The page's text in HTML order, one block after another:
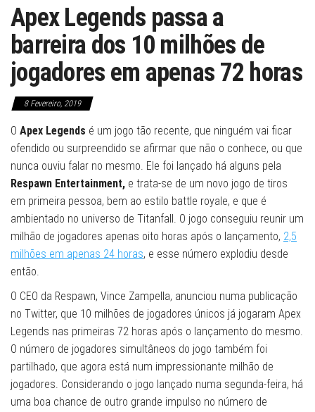
Apex Legends passa a
barreira dos 10 milhões de
jogadores em apenas 72 horas
8 Fevereiro, 2019
O Apex Legends é um jogo tão recente, que ninguém vai ficar
ofendido ou surpreendido se afirmar que não o conhece, ou que
nunca ouviu falar no mesmo. Ele foi lançado há alguns pela
Respawn Entertainment, e trata-se de um novo jogo de tiros
em primeira pessoa, bem ao estilo battle royale, e que é
ambientado no universo de Titanfall. O jogo conseguiu reunir um
milhão de jogadores apenas oito horas após o lançamento, 2,5
milhões em apenas 24 horas, e esse número explodiu desde
então.
O CEO da Respawn, Vince Zampella, anunciou numa publicação
no Twitter, que 10 milhões de jogadores únicos já jogaram Apex
Legends nas primeiras 72 horas após o lançamento do mesmo.
O número de jogadores simultâneos do jogo também foi
partilhado, que agora está num impressionante milhão de
jogadores. Considerando o jogo lançado numa segunda-feira, há
uma boa chance de outro grande impulso no número de